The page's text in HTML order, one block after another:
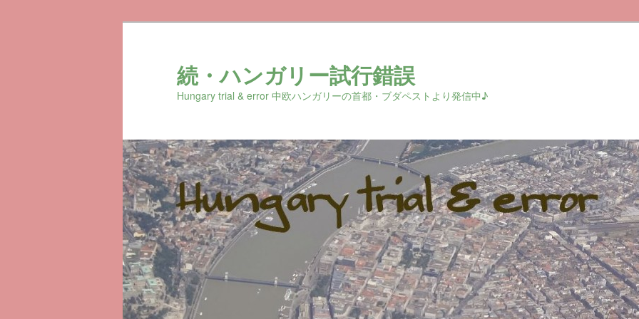
続・ハンガリー試行錯誤
Hungary trial & error 中欧ハンガリーの首都・ブダペストより発信中♪